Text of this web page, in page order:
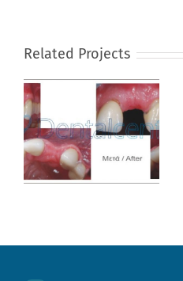
Related Projects